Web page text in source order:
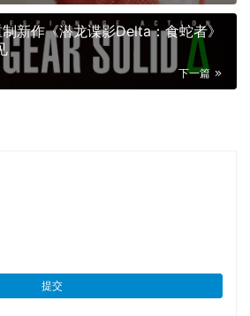
们披着棉麻的白布痛哭，因习俗请来
和敲鼓。在最后送葬队会扛着他们早
只会开没用的鬼会的村zf贪污腐败、
名额永远落不到对生活不抱有希望的
的诉说着生活的痛苦，麻木的面对着
时，村里响起的广播内容恰好是精准
新作《潜龙谍影Delta：食蛇者》
下一篇
提交